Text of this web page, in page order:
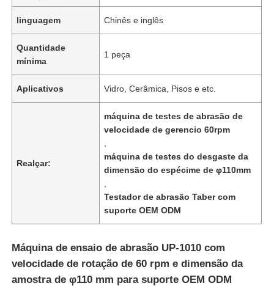
linguagem Chinês e inglês
Quantidade
mínima
1 peça
Aplicativos Vidro, Cerâmica, Pisos e etc.
Realçar:
máquina de testes de abrasão de
velocidade de gerencio 60rpm
máquina de testes do desgaste da
dimensão do espécime de φ110mm
Testador de abrasão Taber com
suporte OEM ODM
Máquina de ensaio de abrasão UP-1010 com
velocidade de rotação de 60 rpm e dimensão da
amostra de φ110 mm para suporte OEM ODM